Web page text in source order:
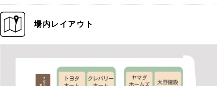
場内レイアウト